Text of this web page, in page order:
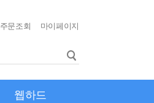
주문조회 마이페이지
웹하드